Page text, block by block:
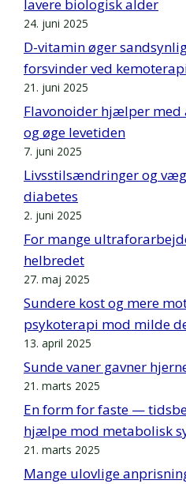
lavere biologisk alder
24. juni 2025
D-vitamin øger
forsvinder ved
21. juni 2025
Flavonoider hjælper med
og øge levetiden
7. juni 2025
Livsstilsændringer og
diabetes
2. juni 2025
For mange
helbredet
27. maj 2025
Sundere kost og mere
psykoterapi mod milde
13. april 2025
Sunde vaner gavner
21. marts 2025
En form for faste —
hjælpe mod metabolisk
21. marts 2025
Mange ulovlige